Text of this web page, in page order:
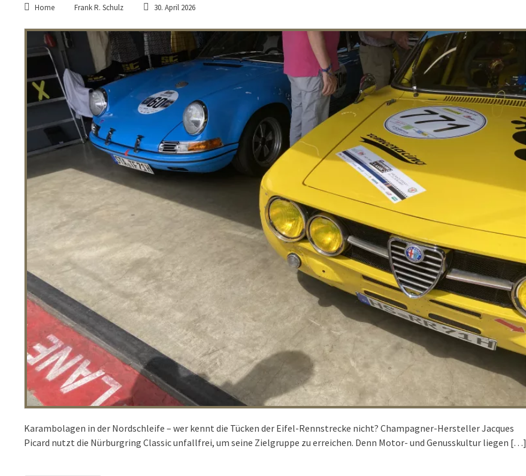
Home Frank R. Schulz 30. April 2026
Karambolagen in der Nordschleife – wer kennt die Tücken der Eifel-Rennstrecke nicht? Champagner-Hersteller Jacques
Picard nutzt die Nürburgring Classic unfallfrei, um seine Zielgruppe zu erreichen. Denn Motor- und Genusskultur liegen […]